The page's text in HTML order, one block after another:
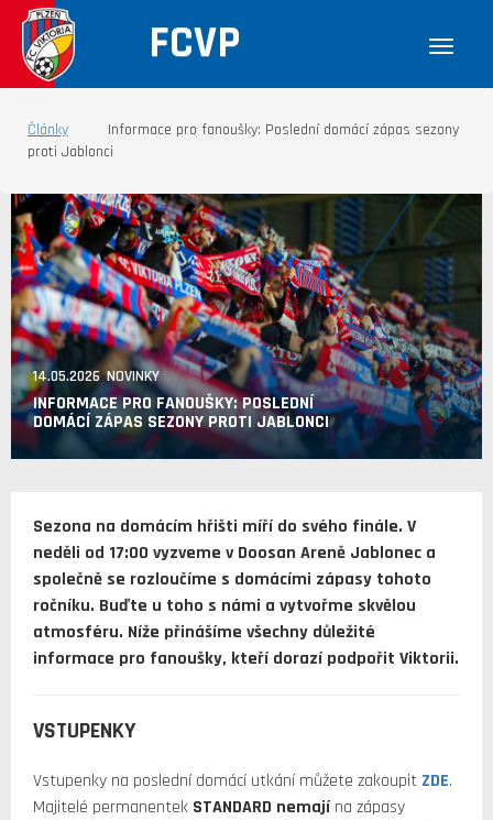
FCVP
Články
Informace pro fanoušky: Poslední domácí zápas sezony
proti Jablonci
14.05.2026 NOVINKY
INFORMACE PRO FANOUŠKY: POSLEDNÍ
DOMÁCÍ ZÁPAS SEZONY PROTI JABLONCI
Sezona na domácím hřišti míří do svého finále. V
neděli od 17:00 vyzveme v Doosan Areně Jablonec a
společně se rozloučíme s domácími zápasy tohoto
ročníku. Buďte u toho s námi a vytvořme skvělou
atmosféru. Níže přinášíme všechny důležité
informace pro fanoušky, kteří dorazí podpořit Viktorii.
VSTUPENKY
Vstupenky na poslední domácí utkání můžete zakoupit ZDE.
Majitelé permanentek STANDARD nemají na zápasy